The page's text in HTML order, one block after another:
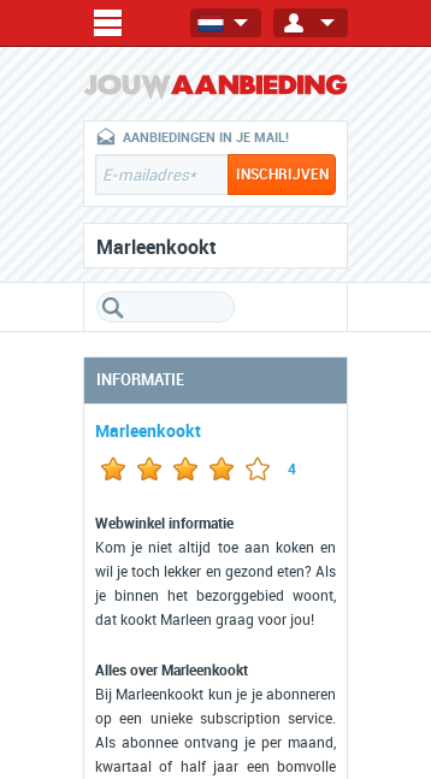
AANBIEDINGEN IN JE MAIL!
Marleenkookt
INFORMATIE
Marleenkookt
4
Webwinkel informatie
Kom je niet altijd toe aan koken en
wil je toch lekker en gezond eten? Als
je binnen het bezorggebied woont,
dat kookt Marleen graag voor jou!
Alles over Marleenkookt
Bij Marleenkookt kun je je abonneren
op een unieke subscription service.
Als abonnee ontvang je per maand,
kwartaal of half jaar een bomvolle